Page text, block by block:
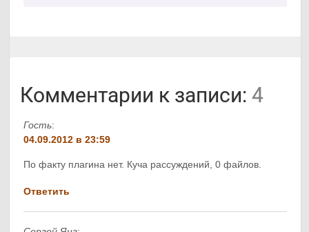
Комментарии к записи:4
Гость:
04.09.2012 в 23:59
По факту плагина нет. Куча рассуждений, 0 файлов.
Ответить